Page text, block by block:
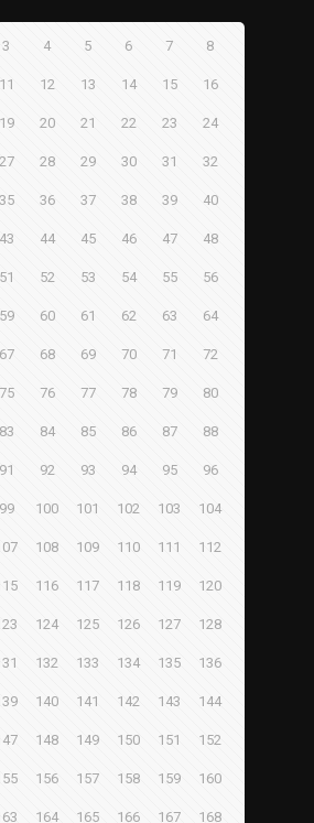
3 4 5 6 7 8
11 12 13 14 15 16
19 20 21 22 23 24
27 28 29 30 31 32
35 36 37 38 39 40
43 44 45 46 47 48
51 52 53 54 55 56
59 60 61 62 63 64
67 68 69 70 71 72
75 76 77 78 79 80
83 84 85 86 87 88
91 92 93 94 95 96
99 100 101 102 103 104
108 109 110 111 112
116 117 118 119 120
124 125 126 127 128
132 133 134 135 136
140 141 142 143 144
148 149 150 151 152
156 157 158 159 160
164 165 166 167 168